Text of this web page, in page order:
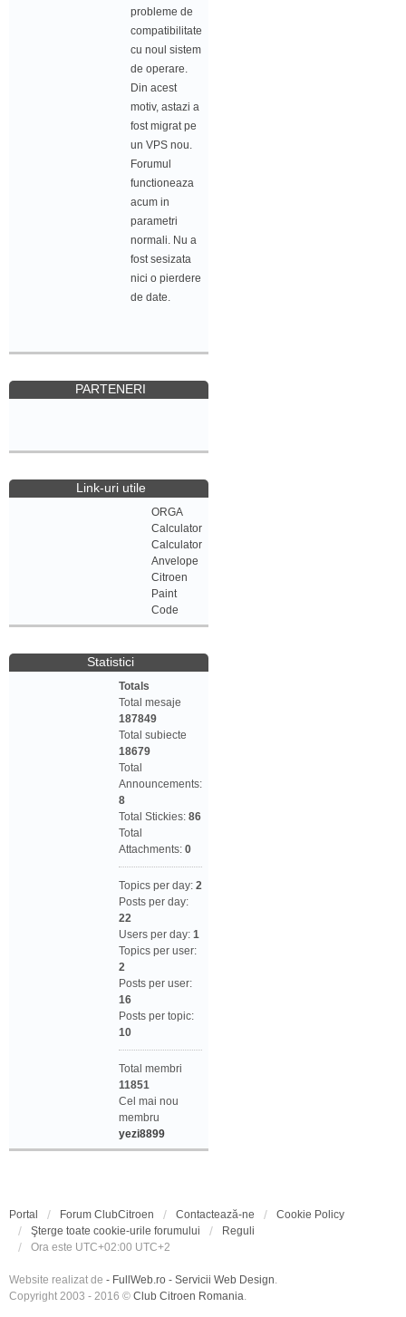
probleme de
compatibilitate
cu noul sistem
de operare.
Din acest
motiv, astazi a
fost migrat pe
un VPS nou.
Forumul
functioneaza
acum in
parametri
normali. Nu a
fost sesizata
nici o pierdere
de date.
PARTENERI
Link-uri utile
ORGA
Calculator
Calculator
Anvelope
Citroen
Paint
Code
Statistici
Totals
Total mesaje
187849
Total subiecte
18679
Total
Announcements:
8
Total Stickies: 86
Total
Attachments: 0
Topics per day: 2
Posts per day:
22
Users per day: 1
Topics per user:
2
Posts per user:
16
Posts per topic:
10
Total membri
11851
Cel mai nou
membru
yezi8899
Portal Forum ClubCitroen Contactează-ne
Cookie Policy
Şterge toate cookie-urile forumului
Reguli
Ora este UTC+02:00 UTC+2
Website realizat de - FullWeb.ro - Servicii Web Design.
Copyright 2003 - 2016 © Club Citroen Romania.